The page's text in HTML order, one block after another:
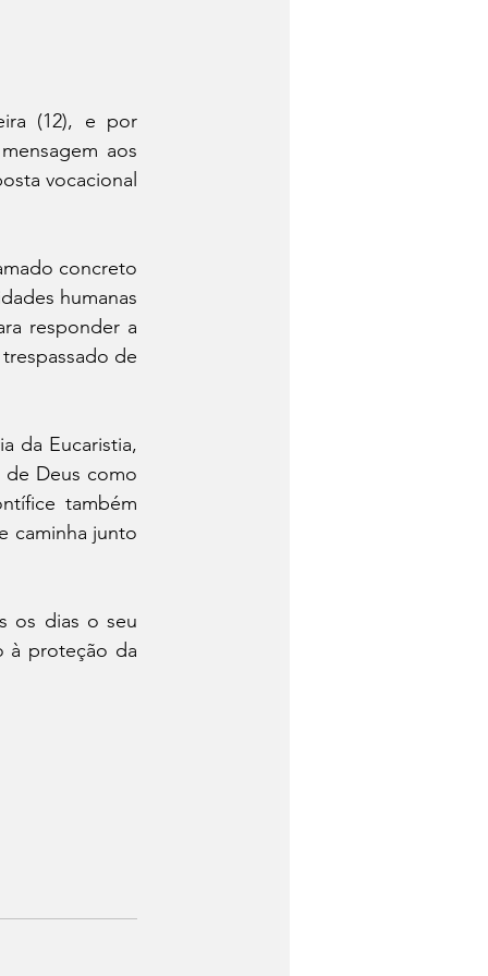
(12), e por
aos
vocacional
concreto
humanas
responder a
de
da Eucaristia,
Deus como
também
caminha junto
os dias o seu
à proteção da